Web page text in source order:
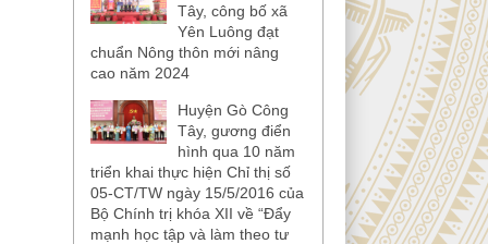
Tây, công bố xã
Yên Luông đạt
chuẩn Nông thôn mới nâng
cao năm 2024
Huyện Gò Công
Tây, gương điển
hình qua 10 năm
triển khai thực hiện Chỉ thị số
05-CT/TW ngày 15/5/2016 của
Bộ Chính trị khóa XII về “Đẩy
mạnh học tập và làm theo tư